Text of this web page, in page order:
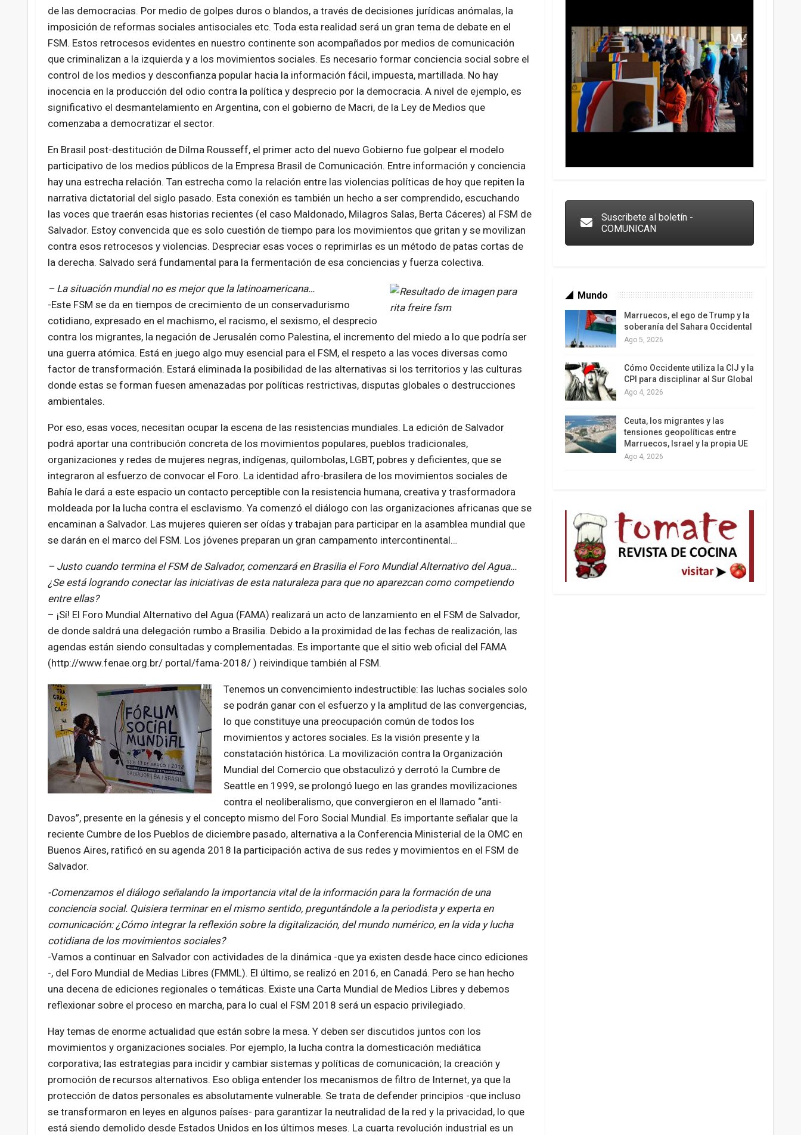
de las democracias. Por medio de golpes duros o blandos, a través de decisiones jurídicas anómalas, la
imposición de reformas sociales antisociales etc. Toda esta realidad será un gran tema de debate en el
FSM. Estos retrocesos evidentes en nuestro continente son acompañados por medios de comunicación
que criminalizan a la izquierda y a los movimientos sociales. Es necesario formar conciencia social sobre el
control de los medios y desconfianza popular hacia la información fácil, impuesta, martillada. No hay
inocencia en la producción del odio contra la política y desprecio por la democracia. A nivel de ejemplo, es
significativo el desmantelamiento en Argentina, con el gobierno de Macri, de la Ley de Medios que
comenzaba a democratizar el sector.
En Brasil post-destitución de Dilma Rousseff, el primer acto del nuevo Gobierno fue golpear el modelo
participativo de los medios públicos de la Empresa Brasil de Comunicación. Entre información y conciencia
hay una estrecha relación. Tan estrecha como la relación entre las violencias políticas de hoy que repiten la
narrativa dictatorial del siglo pasado. Esta conexión es también un hecho a ser comprendido, escuchando
las voces que traerán esas historias recientes (el caso Maldonado, Milagros Salas, Berta Cáceres) al FSM de
Salvador. Estoy convencida que es solo cuestión de tiempo para los movimientos que gritan y se movilizan
contra esos retrocesos y violencias. Despreciar esas voces o reprimirlas es un método de patas cortas de
la derecha. Salvado será fundamental para la fermentación de esa conciencias y fuerza colectiva.
– La situación mundial no es mejor que la latinoamericana…
-Este FSM se da en tiempos de crecimiento de un conservadurismo
cotidiano, expresado en el machismo, el racismo, el sexismo, el desprecio
contra los migrantes, la negación de Jerusalén como Palestina, el incremento del miedo a lo que podría ser
una guerra atómica. Está en juego algo muy esencial para el FSM, el respeto a las voces diversas como
factor de transformación. Estará eliminada la posibilidad de las alternativas si los territorios y las culturas
donde estas se forman fuesen amenazadas por políticas restrictivas, disputas globales o destrucciones
ambientales.
Por eso, esas voces, necesitan ocupar la escena de las resistencias mundiales. La edición de Salvador
podrá aportar una contribución concreta de los movimientos populares, pueblos tradicionales,
organizaciones y redes de mujeres negras, indígenas, quilombolas, LGBT, pobres y deficientes, que se
integraron al esfuerzo de convocar el Foro. La identidad afro-brasilera de los movimientos sociales de
Bahía le dará a este espacio un contacto perceptible con la resistencia humana, creativa y trasformadora
moldeada por la lucha contra el esclavismo. Ya comenzó el diálogo con las organizaciones africanas que se
encaminan a Salvador. Las mujeres quieren ser oídas y trabajan para participar en la asamblea mundial que
se darán en el marco del FSM. Los jóvenes preparan un gran campamento intercontinental…
– Justo cuando termina el FSM de Salvador, comenzará en Brasilia el Foro Mundial Alternativo del Agua…
¿Se está logrando conectar las iniciativas de esta naturaleza para que no aparezcan como competiendo
entre ellas?
– ¡Sí! El Foro Mundial Alternativo del Agua (FAMA) realizará un acto de lanzamiento en el FSM de Salvador,
de donde saldrá una delegación rumbo a Brasilia. Debido a la proximidad de las fechas de realización, las
agendas están siendo consultadas y complementadas. Es importante que el sitio web oficial del FAMA
(http://www.fenae.org.br/ portal/fama-2018/ ) reivindique también al FSM.
Tenemos un convencimiento indestructible: las luchas sociales solo
se podrán ganar con el esfuerzo y la amplitud de las convergencias,
lo que constituye una preocupación común de todos los
movimientos y actores sociales. Es la visión presente y la
constatación histórica. La movilización contra la Organización
Mundial del Comercio que obstaculizó y derrotó la Cumbre de
Seattle en 1999, se prolongó luego en las grandes movilizaciones
contra el neoliberalismo, que convergieron en el llamado “anti-
Davos”, presente en la génesis y el concepto mismo del Foro Social Mundial. Es importante señalar que la
reciente Cumbre de los Pueblos de diciembre pasado, alternativa a la Conferencia Ministerial de la OMC en
Buenos Aires, ratificó en su agenda 2018 la participación activa de sus redes y movimientos en el FSM de
Salvador.
-Comenzamos el diálogo señalando la importancia vital de la información para la formación de una
conciencia social. Quisiera terminar en el mismo sentido, preguntándole a la periodista y experta en
comunicación: ¿Cómo integrar la reflexión sobre la digitalización, del mundo numérico, en la vida y lucha
cotidiana de los movimientos sociales?
-Vamos a continuar en Salvador con actividades de la dinámica -que ya existen desde hace cinco ediciones
-, del Foro Mundial de Medias Libres (FMML). El último, se realizó en 2016, en Canadá. Pero se han hecho
una decena de ediciones regionales o temáticas. Existe una Carta Mundial de Medios Libres y debemos
reflexionar sobre el proceso en marcha, para lo cual el FSM 2018 será un espacio privilegiado.
Hay temas de enorme actualidad que están sobre la mesa. Y deben ser discutidos juntos con los
movimientos y organizaciones sociales. Por ejemplo, la lucha contra la domesticación mediática
corporativa; las estrategias para incidir y cambiar sistemas y políticas de comunicación; la creación y
promoción de recursos alternativos. Eso obliga entender los mecanismos de filtro de Internet, ya que la
protección de datos personales es absolutamente vulnerable. Se trata de defender principios -que incluso
se transformaron en leyes en algunos países- para garantizar la neutralidad de la red y la privacidad, lo que
está siendo demolido desde Estados Unidos en los últimos meses. La cuarta revolución industrial es un
Los latinos le van dando la espalda a Trump
Suscribete al boletín -
COMUNICAN
Mundo
Marruecos, el ego de Trump y la
soberanía del Sahara Occidental
Ago 5, 2026
Cómo Occidente utiliza la CIJ y la
CPI para disciplinar al Sur Global
Ago 4, 2026
Ceuta, los migrantes y las
tensiones geopolíticas entre
Marruecos, Israel y la propia UE
Ago 4, 2026